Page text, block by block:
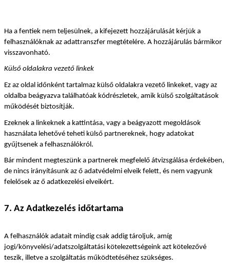
Ha a fentiek nem teljesülnek, a kifejezett hozzájárulását kérjük a
felhasználóknak az adattranszfer megtételére. A hozzájárulás bármikor
visszavonható.
Külső oldalakra vezető linkek
Ez az oldal időnként tartalmaz külső oldalakra vezető linkeket, vagy az
oldalba beágyazva találhatóak kódrészletek, amik külső szolgáltatások
működését biztosítják.
Ezeknek a linkeknek a kattintása, vagy a beágyazott megoldások
használata lehetővé teheti külső partnereknek, hogy adatokat
gyűjtsenek a felhasználókról.
Bár mindent megteszünk a partnerek megfelelő átvizsgálása érdekében,
de nincs irányításunk az ő adatvédelmi elveik felett, és nem vagyunk
felelősek az ő adatkezelési elveikért.
7. Az Adatkezelés időtartama
A felhasználók adatait mindig csak addig tároljuk, amíg
jogi/könyvelési/adatszolgáltatási kötelezettségeink azt kötelezővé
teszik, illetve a szolgáltatás működtetéséhez szükséges.